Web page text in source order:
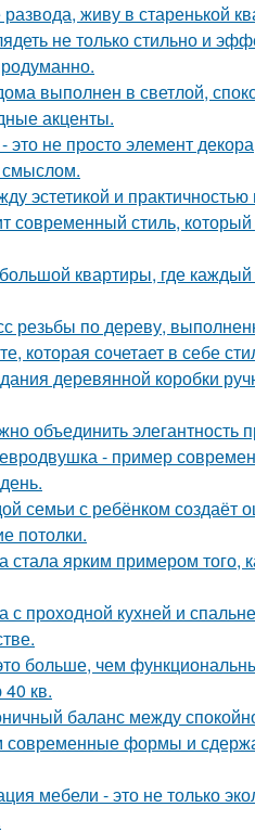
живу в старенькой
не только стильно и
выполнен в светлой,
акценты.
не просто элемент
эстетикой и практичностью
современный стиль,
квартиры, где
резьбы по дереву,
которая сочетает в себе
деревянной коробки
объединить
- пример
семьи с ребёнком
потолки.
стала ярким примером того,
с проходной кухней и
больше, чем
кв.
баланс между
современные формы и
мебели - это не только